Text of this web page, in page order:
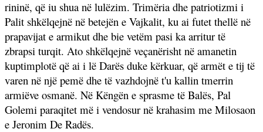
rininë, që iu shua në lulëzim. Trimëria dhe patriotizmi i
Palit shkëlqejnë në betejën e Vajkalit, ku ai futet thellë në
prapavijat e armikut dhe bie vetëm pasi ka arritur të
zbrapsi turqit. Ato shkëlqejnë veçanërisht në amanetin
kuptimplotë që ai i lë Darës duke kërkuar, që armët e tij të
varen në një pemë dhe të vazhdojnë t'u kallin tmerrin
armiëve osmanë. Në Këngën e sprasme të Balës, Pal
Golemi paraqitet më i vendosur në krahasim me Milosaon
e Jeronim De Radës.